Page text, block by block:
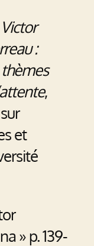
:
,
et
» p. 139-